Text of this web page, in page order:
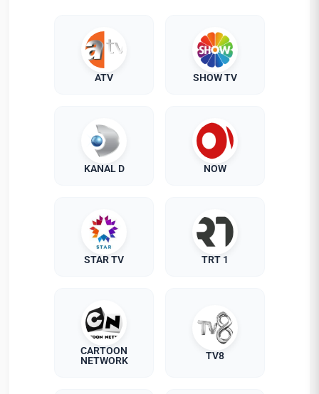
ATV SHOW TV
KANAL D NOW
STAR TV TRT 1
CARTOON
NETWORK
TV8